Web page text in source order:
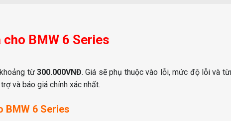
BMW 6 Series
từ 300.000VNĐ. Giá sẽ phụ thuộc vào lỗi, mức độ lỗi và
và báo giá chính xác nhất.
BMW 6 Series